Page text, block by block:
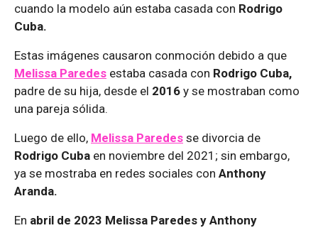
cuando la modelo aún estaba casada con Rodrigo
Cuba.
Estas imágenes causaron conmoción debido a que
Melissa Paredes estaba casada con Rodrigo Cuba,
padre de su hija, desde el 2016 y se mostraban como
una pareja sólida.
Luego de ello, Melissa Paredes se divorcia de
Rodrigo Cuba en noviembre del 2021; sin embargo,
ya se mostraba en redes sociales con Anthony
Aranda.
En abril de 2023 Melissa Paredes y Anthony